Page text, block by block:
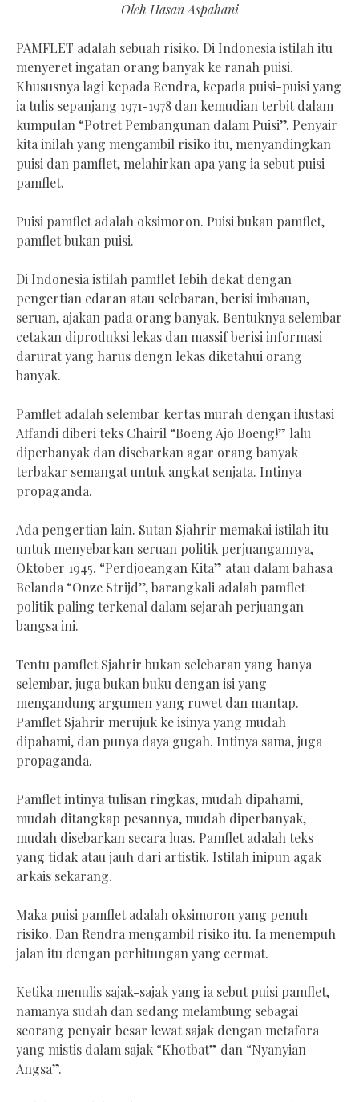
Oleh Hasan Aspahani
PAMFLET adalah sebuah risiko. Di Indonesia istilah itu
menyeret ingatan orang banyak ke ranah puisi.
Khususnya lagi kepada Rendra, kepada puisi-puisi yang
ia tulis sepanjang 1971-1978 dan kemudian terbit dalam
kumpulan “Potret Pembangunan dalam Puisi”. Penyair
kita inilah yang mengambil risiko itu, menyandingkan
puisi dan pamflet, melahirkan apa yang ia sebut puisi
pamflet.
Puisi pamflet adalah oksimoron. Puisi bukan pamflet,
pamflet bukan puisi.
Di Indonesia istilah pamflet lebih dekat dengan
pengertian edaran atau selebaran, berisi imbauan,
seruan, ajakan pada orang banyak. Bentuknya selembar
cetakan diproduksi lekas dan massif berisi informasi
darurat yang harus dengn lekas diketahui orang
banyak.
Pamflet adalah selembar kertas murah dengan ilustasi
Affandi diberi teks Chairil “Boeng Ajo Boeng!” lalu
diperbanyak dan disebarkan agar orang banyak
terbakar semangat untuk angkat senjata. Intinya
propaganda.
Ada pengertian lain. Sutan Sjahrir memakai istilah itu
untuk menyebarkan seruan politik perjuangannya,
Oktober 1945. “Perdjoeangan Kita” atau dalam bahasa
Belanda “Onze Strijd”, barangkali adalah pamflet
politik paling terkenal dalam sejarah perjuangan
bangsa ini.
Tentu pamflet Sjahrir bukan selebaran yang hanya
selembar, juga bukan buku dengan isi yang
mengandung argumen yang ruwet dan mantap.
Pamflet Sjahrir merujuk ke isinya yang mudah
dipahami, dan punya daya gugah. Intinya sama, juga
propaganda.
Pamflet intinya tulisan ringkas, mudah dipahami,
mudah ditangkap pesannya, mudah diperbanyak,
mudah disebarkan secara luas. Pamflet adalah teks
yang tidak atau jauh dari artistik. Istilah inipun agak
arkais sekarang.
Maka puisi pamflet adalah oksimoron yang penuh
risiko. Dan Rendra mengambil risiko itu. Ia menempuh
jalan itu dengan perhitungan yang cermat.
Ketika menulis sajak-sajak yang ia sebut puisi pamflet,
namanya sudah dan sedang melambung sebagai
seorang penyair besar lewat sajak dengan metafora
yang mistis dalam sajak “Khotbat” dan “Nyanyian
Angsa”.